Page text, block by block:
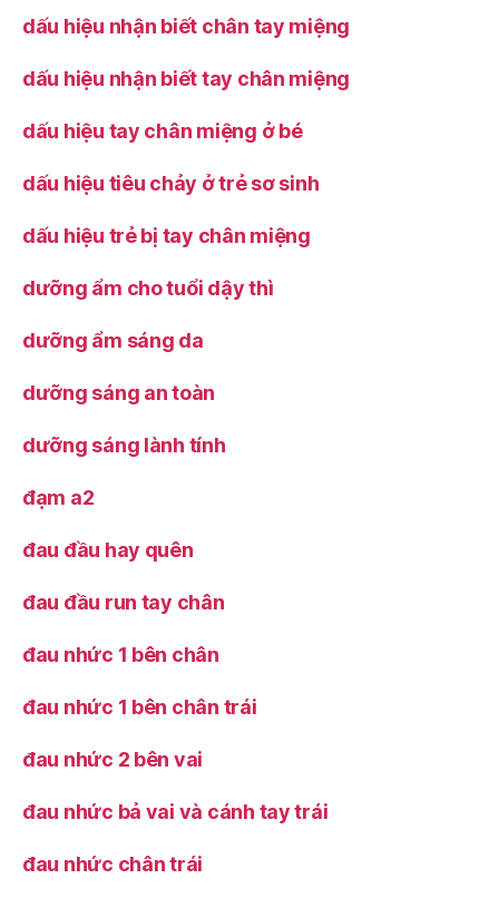
dấu hiệu nhận biết chân tay miệng
dấu hiệu nhận biết tay chân miệng
dấu hiệu tay chân miệng ở bé
dấu hiệu tiêu chảy ở trẻ sơ sinh
dấu hiệu trẻ bị tay chân miệng
dưỡng ẩm cho tuổi dậy thì
dưỡng ẩm sáng da
dưỡng sáng an toàn
dưỡng sáng lành tính
đạm a2
đau đầu hay quên
đau đầu run tay chân
đau nhức 1 bên chân
đau nhức 1 bên chân trái
đau nhức 2 bên vai
đau nhức bả vai và cánh tay trái
đau nhức chân trái